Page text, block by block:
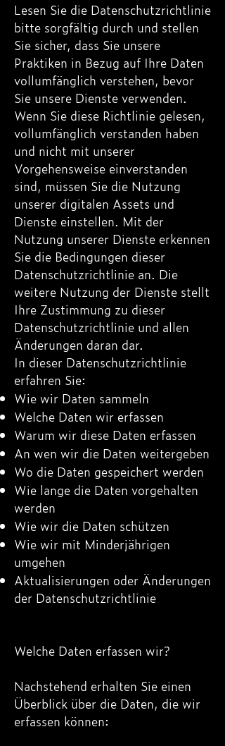
Lesen Sie die Datenschutzrichtlinie
bitte sorgfältig durch und stellen
Sie sicher, dass Sie unsere
Praktiken in Bezug auf Ihre Daten
vollumfänglich verstehen, bevor
Sie unsere Dienste verwenden.
Wenn Sie diese Richtlinie gelesen,
vollumfänglich verstanden haben
und nicht mit unserer
Vorgehensweise einverstanden
sind, müssen Sie die Nutzung
unserer digitalen Assets und
Dienste einstellen. Mit der
Nutzung unserer Dienste erkennen
Sie die Bedingungen dieser
Datenschutzrichtlinie an. Die
weitere Nutzung der Dienste stellt
Ihre Zustimmung zu dieser
Datenschutzrichtlinie und allen
Änderungen daran dar.
In dieser Datenschutzrichtlinie
erfahren Sie:
Wie wir Daten sammeln
Welche Daten wir erfassen
Warum wir diese Daten erfassen
An wen wir die Daten weitergeben
Wo die Daten gespeichert werden
Wie lange die Daten vorgehalten
werden
Wie wir die Daten schützen
Wie wir mit Minderjährigen
umgehen
Aktualisierungen oder Änderungen
der Datenschutzrichtlinie
Welche Daten erfassen wir?
Nachstehend erhalten Sie einen
Überblick über die Daten, die wir
erfassen können: